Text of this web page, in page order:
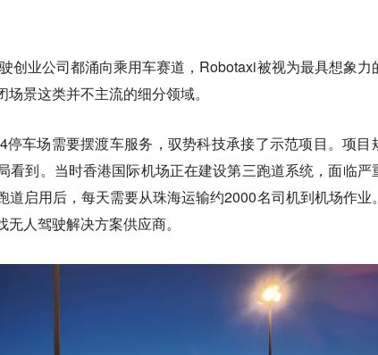
创业公司都涌向乘用车赛道，Robotaxi被视为最具想象力
景这类并不主流的细分领域。
车场需要摆渡车服务，驭势科技承接了示范项目。项目
看到。当时香港国际机场正在建设第三跑道系统，面临严
启用后，每天需要从珠海运输约2000名司机到机场作业
人驾驶解决方案供应商。